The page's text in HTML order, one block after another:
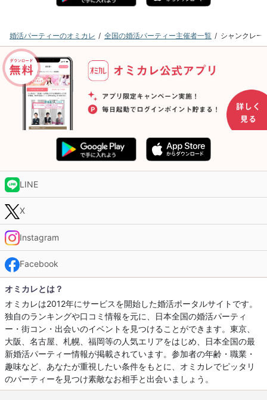
婚活パーティーのオミカレ 全国の婚活パーティー主催者一覧 シャンクレー
LINE
X
Instagram
Facebook
オミカレとは？
オミカレは2012年にサービスを開始した婚活ポータルサイトです。
独自のランキングや口コミ情報を元に、日本全国の婚活パーティ
ー・街コン・出会いのイベントを見つけることができます。東京、
大阪、名古屋、札幌、福岡等の人気エリアをはじめ、日本全国の最
新婚活パーティー情報が掲載されています。参加者の年齢・職業・
趣味など、あなたが重視したい条件をもとに、オミカレでピッタリ
のパーティーを見つけ素敵なお相手と出会いましょう。